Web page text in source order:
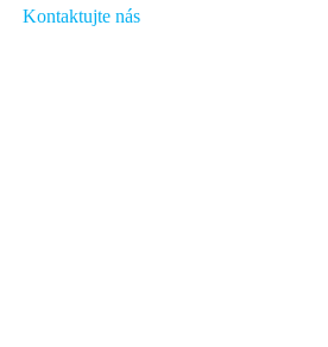
Kontaktujte nás